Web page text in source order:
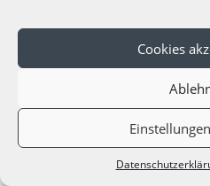
Cookies
Ulm/Neu-Ulm
Ulm, Schwäbische Alb
ab22,00
Angebote